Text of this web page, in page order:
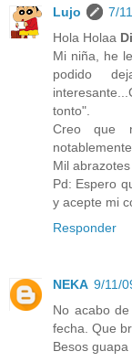
Lujo
7/
Hola Holaa
Mi niña, he
podido
tonto".
Creo que
Mil
Pd: Espero
y acepte mi
Responder
NEKA 9/11/
No acabo
fecha. Que
Besos guapa